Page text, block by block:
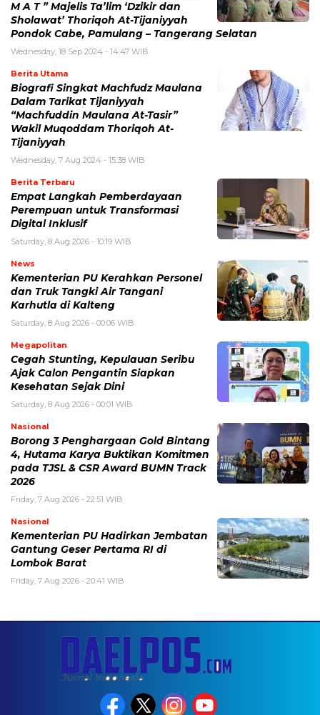
M A T ” Majelis Ta’lim ‘Dzikir dan
Sholawat’ Thoriqoh At-Tijaniyyah
Pondok Cabe, Pamulang – Tangerang Selatan
Wednesday, 18 Sep 2024 - 14:47 WIB
Berita Utama
Biografi Singkat Machfudz Maulana
Dalam Tarikat Tijaniyyah
“Machfuddin Maulana At-Tasir”
Wakil Muqoddam Thoriqoh At-
Tijaniyyah
Wednesday, 7 Aug 2024 - 15:38 WIB
Berita Terbaru
Empat Langkah Pemberdayaan
Perempuan untuk Transformasi
Digital Inklusif
Saturday, 8 Aug 2026 - 10:19 WIB
News
Kementerian PU Kerahkan Personel
dan Truk Tangki Air Tangani
Karhutla di Kalteng
Saturday, 8 Aug 2026 - 00:06 WIB
Megapolitan
Cegah Stunting, Kepulauan Seribu
Ajak Calon Pengantin Siapkan
Kesehatan Sejak Dini
Saturday, 8 Aug 2026 - 00:01 WIB
Nasional
Borong 3 Penghargaan Gold Bintang
4, Hutama Karya Buktikan Komitmen
pada TJSL & CSR Award BUMN Track
2026
Friday, 7 Aug 2026 - 22:51 WIB
Nasional
Kementerian PU Hadirkan Jembatan
Gantung Geser Pertama RI di
Lombok Barat
Friday, 7 Aug 2026 - 20:41 WIB